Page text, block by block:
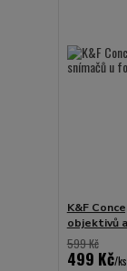
K&F
objektivů
599 Kč
499 Kč/ks